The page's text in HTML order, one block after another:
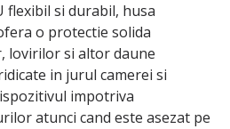
flexibil si durabil, husa
o protectie solida
lovirilor si altor daune
in jurul camerei si
impotriva
atunci cand este asezat pe